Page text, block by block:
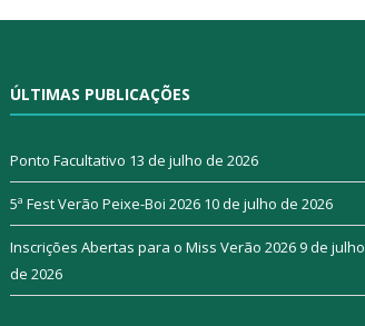
ÚLTIMAS PUBLICAÇÕES
Ponto Facultativo 13 de julho de 2026
5ª Fest Verão Peixe-Boi 2026 10 de julho de 2026
Inscrições Abertas para o Miss Verão 20269 de julho
de 2026